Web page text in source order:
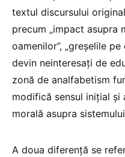
textul discursului
precum „impact
oamenilor”, „greșelile
devin neinteresați de
zonă de analfabetism
modifică sensul inițial și
morală asupra
A doua diferență se